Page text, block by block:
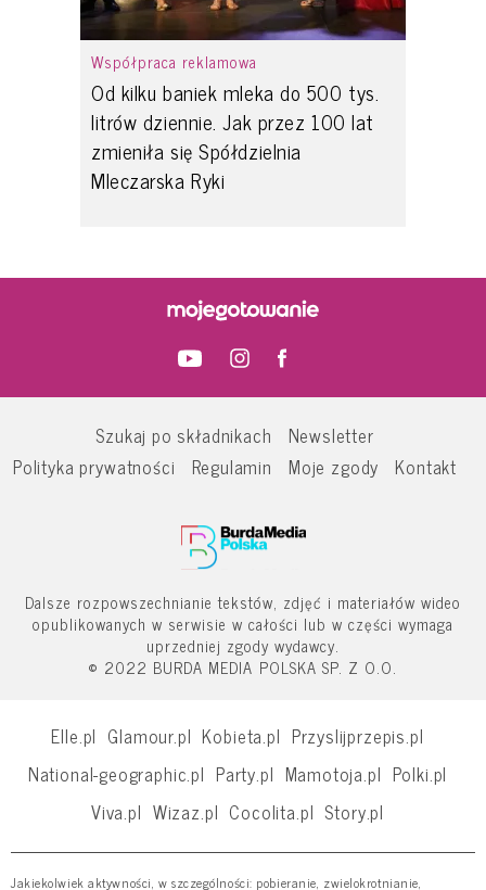
Współpraca reklamowa
Od kilku baniek mleka do 500 tys.
litrów dziennie. Jak przez 100 lat
zmieniła się Spółdzielnia
Mleczarska Ryki
Szukaj po składnikach
Newsletter
Polityka prywatności
Regulamin Moje zgody Kontakt
Dalsze rozpowszechnianie tekstów, zdjęć i materiałów wideo
opublikowanych w serwisie w całości lub w części wymaga
uprzedniej zgody wydawcy.
© 2022 BURDA MEDIA POLSKA SP. Z O.O.
Elle.pl Glamour.pl Kobieta.pl Przyslijprzepis.pl
National-geographic.pl Party.pl Mamotoja.pl Polki.pl
Viva.pl Wizaz.pl Cocolita.pl Story.pl
Jakiekolwiek aktywności, w szczególności: pobieranie, zwielokrotnianie,